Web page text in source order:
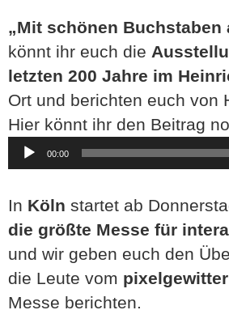
„Mit schönen Buchstaben
könnt ihr euch die
letzten 200 Jahre im
Ort und berichten euch von
Hier könnt ihr den Beitrag
Audio-
Player
00:00
In Köln startet ab
die größte Messe für
und wir geben euch den
die Leute vom pixelgewitter
Messe berichten.